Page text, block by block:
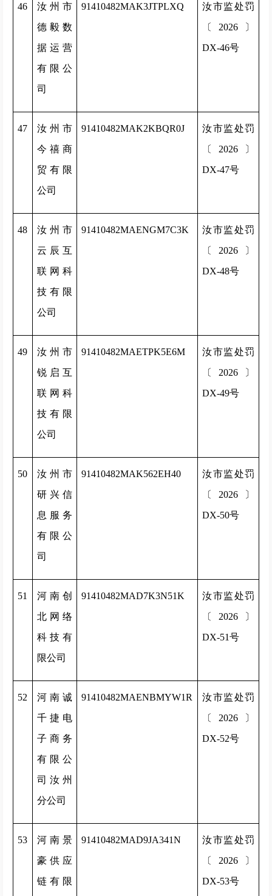
46
汝州市
德毅数
据运营
有限公
司
91410482MAK3JTPLXQ
汝市监处罚
〔2026〕
DX-46号
47
汝州市
今禧商
贸有限
公司
91410482MAK2KBQR0J
汝市监处罚
〔2026〕
DX-47号
48
汝州市
云辰互
联网科
技有限
公司
91410482MAENGM7C3K
汝市监处罚
〔2026〕
DX-48号
49
汝州市
锐启互
联网科
技有限
公司
91410482MAETPK5E6M
汝市监处罚
〔2026〕
DX-49号
50
汝州市
研兴信
息服务
有限公
司
91410482MAK562EH40
汝市监处罚
〔2026〕
DX-50号
51
河南创
北网络
科技有
限公司
91410482MAD7K3N51K
汝市监处罚
〔2026〕
DX-51号
52
河南诚
千捷电
子商务
有限公
司汝州
分公司
91410482MAENBMYW1R
汝市监处罚
〔2026〕
DX-52号
53
河南景
豪供应
链有限
91410482MAD9JA341N
汝市监处罚
〔2026〕
DX-53号